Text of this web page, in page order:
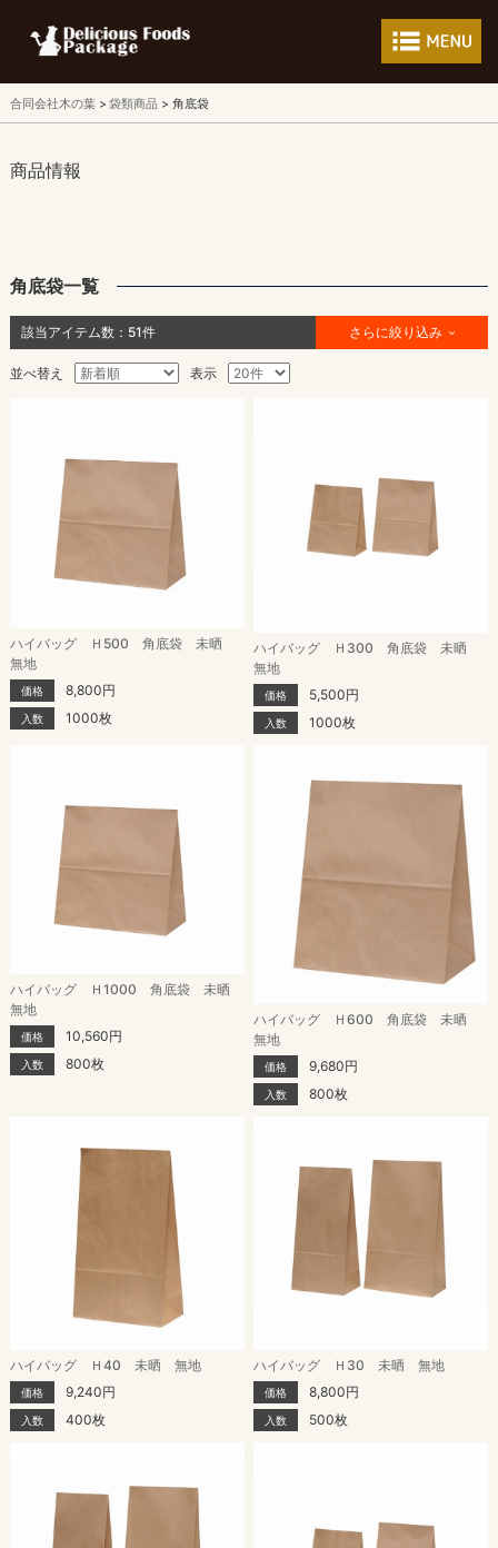
フードパッケー
合同会社木の葉 袋類商品 角底袋
商品情報
角底袋一覧
該当アイテム数： 51件 さらに絞り込み
並べ替え 表示
ハイバッグ Ｈ500 角底袋 未晒
無地
価格 8,800円
入数 1000枚
ハイバッグ Ｈ300 角底袋 未晒
無地
価格 5,500円
入数 1000枚
ハイバッグ Ｈ1000 角底袋 未晒
無地
価格 10,560円
入数 800枚
ハイバッグ Ｈ600 角底袋 未晒
無地
価格 9,680円
入数 800枚
ハイバッグ Ｈ40 未晒 無地
価格 9,240円
入数 400枚
ハイバッグ Ｈ30 未晒 無地
価格 8,800円
入数 500枚